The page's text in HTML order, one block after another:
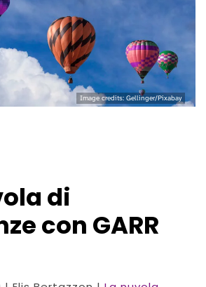
Image credits: Gellinger/Pixabay
di
con GARR